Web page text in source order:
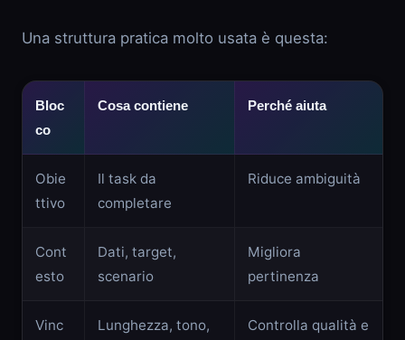
Una struttura pratica molto usata è questa:
Bloc
co
Cosa contiene Perché aiuta
Obie
ttivo
Il task da
completare
Riduce ambiguità
Cont
esto
Dati, target,
scenario
Migliora
pertinenza
Vinc
Lunghezza, tono,
Controlla qualità e